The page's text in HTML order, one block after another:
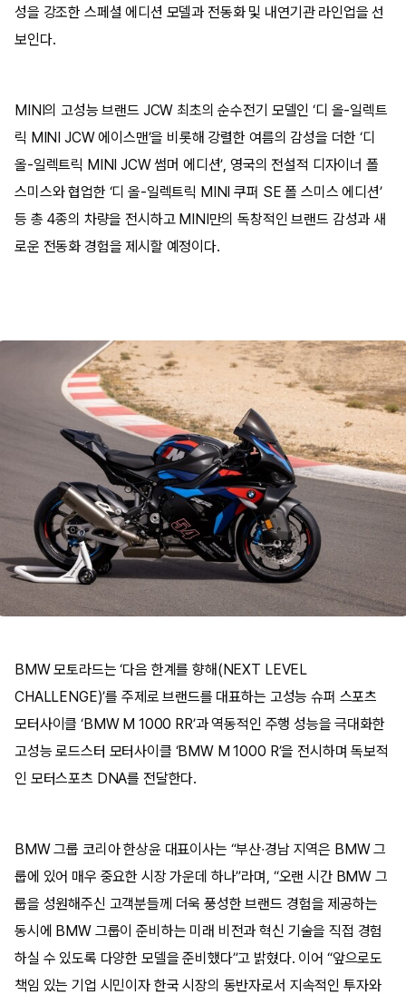
성을 강조한 스페셜 에디션 모델과 전동화 및 내연기관 라인업을 선
보인다.
MINI의 고성능 브랜드 JCW 최초의 순수전기 모델인 ‘디 올-일렉트
릭 MINI JCW 에이스맨’을 비롯해 강렬한 여름의 감성을 더한 ‘디
올-일렉트릭 MINI JCW 썸머 에디션’, 영국의 전설적 디자이너 폴
스미스와 협업한 ‘디 올-일렉트릭 MINI 쿠퍼 SE 폴 스미스 에디션’
등 총 4종의 차량을 전시하고 MINI만의 독창적인 브랜드 감성과 새
로운 전동화 경험을 제시할 예정이다.
BMW 모토라드는 ‘다음 한계를 향해(NEXT LEVEL
CHALLENGE)’를 주제로 브랜드를 대표하는 고성능 슈퍼 스포츠
모터사이클 ‘BMW M 1000 RR’과 역동적인 주행 성능을 극대화한
고성능 로드스터 모터사이클 ‘BMW M 1000 R’을 전시하며 독보적
인 모터스포츠 DNA를 전달한다.
BMW 그룹 코리아 한상윤 대표이사는 “부산∙경남 지역은 BMW 그
룹에 있어 매우 중요한 시장 가운데 하나”라며, “오랜 시간 BMW 그
룹을 성원해주신 고객분들께 더욱 풍성한 브랜드 경험을 제공하는
동시에 BMW 그룹이 준비하는 미래 비전과 혁신 기술을 직접 경험
하실 수 있도록 다양한 모델을 준비했다”고 밝혔다. 이어 “앞으로도
책임 있는 기업 시민이자 한국 시장의 동반자로서 지속적인 투자와